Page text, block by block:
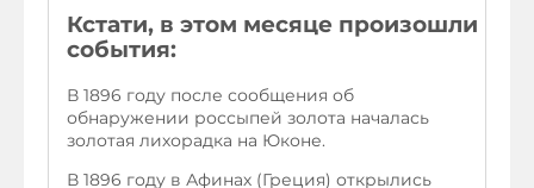
Кстати, в этом месяце произошли
события:
В 1896 году после сообщения об
обнаружении россыпей золота началась
золотая лихорадка на Юконе.
В 1896 году в Афинах (Греция) открылись